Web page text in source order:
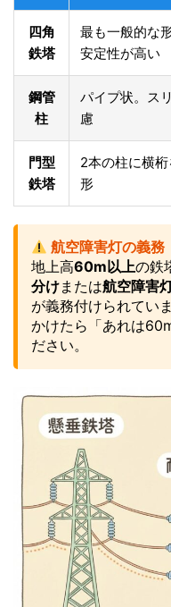
四角
鉄塔
最も一般的な
安定性が高い
鋼管
柱
パイプ状。ス
慮
門型
鉄塔
2本の柱に横
形
航空障害灯の義務
地上高60m以上の鉄
分けまたは航空障害
が義務付けられてい
かけたら「あれは
ださい。